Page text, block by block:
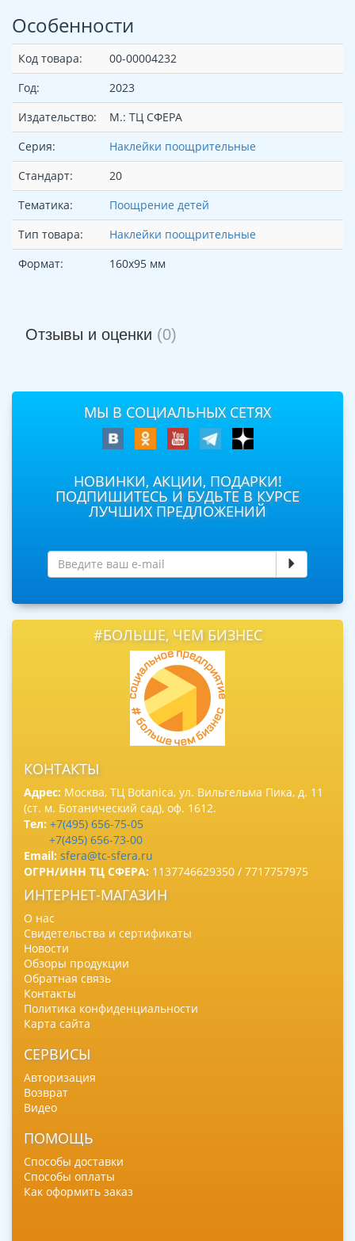
Особенности
Код товара:
00-00004232
Год:
2023
Издательство:
М.: ТЦ СФЕРА
Серия:
Наклейки поощрительные
Стандарт:
20
Тематика:
Поощрение детей
Тип товара:
Наклейки поощрительные
Формат:
160х95 мм
Отзывы и оценки (0)
МЫ В СОЦИАЛЬНЫХ СЕТЯХ
НОВИНКИ, АКЦИИ, ПОДАРКИ!
ПОДПИШИТЕСЬ И БУДЬТЕ В КУРСЕ
ЛУЧШИХ ПРЕДЛОЖЕНИЙ
#БОЛЬШЕ, ЧЕМ БИЗНЕС
КОНТАКТЫ
Адрес: Москва, ТЦ Botanica, ул. Вильгельма Пика, д. 11
(ст. м. Ботанический сад), оф. 1612.
Тел: +7(495) 656-75-05
+7(495) 656-73-00
Email: sfera@tc-sfera.ru
ОГРН/ИНН ТЦ СФЕРА: 1137746629350 / 7717757975
ИНТЕРНЕТ-МАГАЗИН
О нас
Свидетельства и сертификаты
Новости
Обзоры продукции
Обратная связь
Контакты
Политика конфиденциальности
Карта сайта
СЕРВИСЫ
Авторизация
Возврат
Видео
ПОМОЩЬ
Способы доставки
Способы оплаты
Как оформить заказ